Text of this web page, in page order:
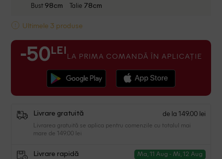
Bust 98cm Talie 78cm
Ultimele 3 produse
-50 LEI LA PRIMA COMANDĂ ÎN APLICAȚIE
Livrare gratuită de la 149.00 lei
Livrarea gratuită se aplica pentru comenzile cu totalul mai
mare de 149.00 lei
Livrare rapidă Ma, 11 Aug - Mi, 12 Aug